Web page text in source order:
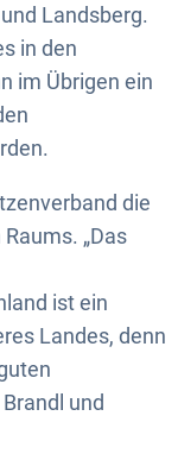
Landsberg.
in den
im Übrigen ein
die
„Das
ist ein
Landes, denn
und